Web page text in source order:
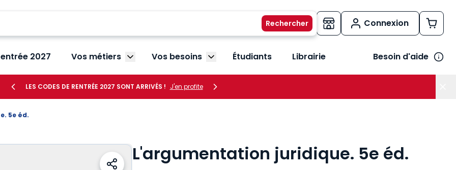
Connexion
2027 Vos métiers Afficher le sous-menu Vos métiers
Vos besoins Afficher le sous-menu Vos besoins
Étudiants Librairie Besoin d'aide
LES CODES DE RENTRÉE 2027 SONT ARRIVÉS ! J'en profite
5e éd.
L'argumentation juridique. 5e éd.